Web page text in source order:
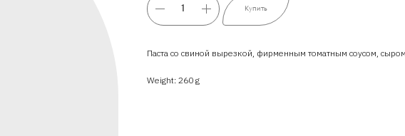
Купить
Паста со свиной вырезкой, фирменным томатным соусом,
Weight: 260 g